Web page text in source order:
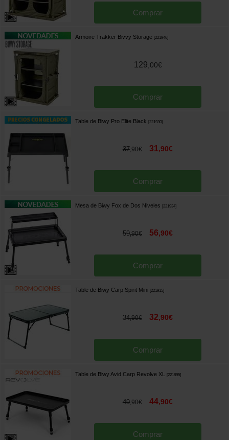
Comprar
Armoire Trakker Bivvy Storage [221946]
129 00€
Comprar
Table de Biwy Pro Elite Black [221930]
37,90€ 31,90€
Comprar
Mesa de Biwy Fox de Dos Niveles [221934]
59,90€ 56,90€
Comprar
Table de Biwy Carp Spirit Mini [221915]
34,90€ 32,90€
Comprar
Table de Biwy Avid Carp Revolve XL [221895]
49,90€ 44,90€
Comprar